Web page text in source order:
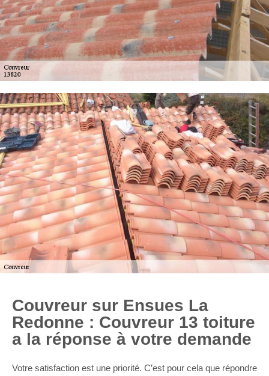
Couvreur sur Ensues La
Redonne : Couvreur 13 toiture
a la réponse à votre demande
Votre satisfaction est une priorité. C’est pour cela que répondre